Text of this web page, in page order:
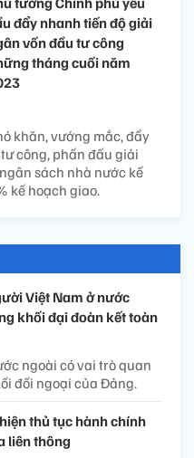
đẩy nhanh tiến độ giải
vốn đầu tư công
tháng cuối năm
khăn, vướng mắc, đẩy
công, phấn đấu giải
sách nhà nước kế
kế hoạch giao.
Việt Nam ở nước
khối đại đoàn kết toàn
ngoài có vai trò quan
đối ngoại của Đảng.
thủ tục hành chính
liên thông